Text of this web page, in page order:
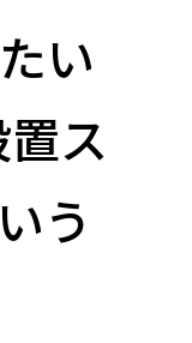
い
ス
う